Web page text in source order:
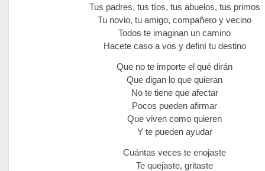
Tus padres, tus tíos, tus abuelos, tus primos
Tu novio, tu amigo, compañero y vecino
Todos te imaginan un camino
Hacete caso a vos y definí tu destino
Que no te importe el qué dirán
Que digan lo que quieran
No te tiene que afectar
Pocos pueden afirmar
Que viven como quieren
Y te pueden ayudar
Cuántas veces te enojaste
Te quejaste, gritaste